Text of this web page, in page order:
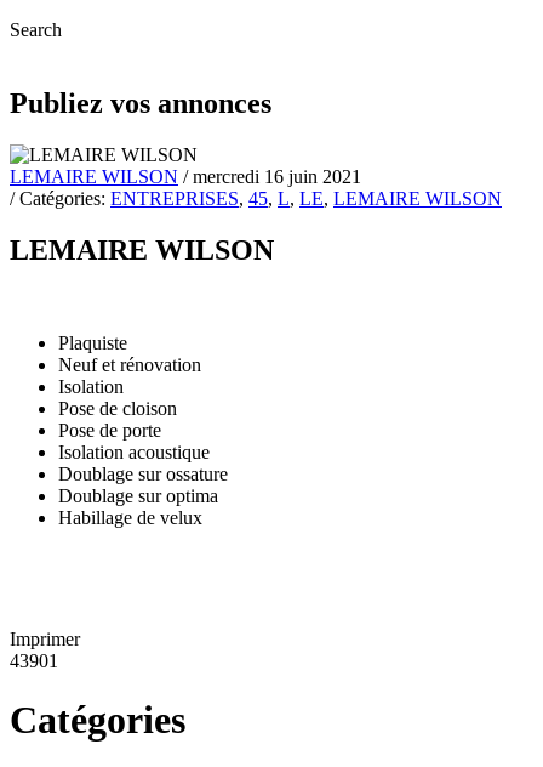
Search
Publiez vos annonces
LEMAIRE WILSON / mercredi 16 juin 2021
/ Catégories: ENTREPRISES, 45, L, LE, LEMAIRE WILSON
LEMAIRE WILSON
Plaquiste
Neuf et rénovation
Isolation
Pose de cloison
Pose de porte
Isolation acoustique
Doublage sur ossature
Doublage sur optima
Habillage de velux
Imprimer
43901
Catégories